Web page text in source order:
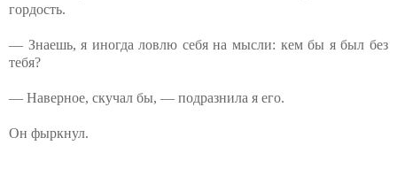
гордость.
— Знаешь, я иногда ловлю себя на мысли: кем бы я был без
тебя?
— Наверное, скучал бы, — подразнила я его.
Он фыркнул.